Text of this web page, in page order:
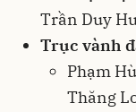
Trần Duy
Trục vành
Phạm
Thăng